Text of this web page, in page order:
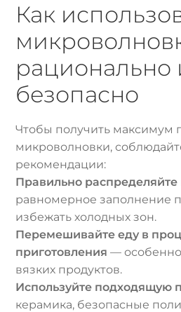
Как
рационально
безопасно
Чтобы получить максимум
микроволновки,
рекомендации:
Правильно распределяйте
равномерное заполнение
избежать холодных зон.
Перемешивайте еду в
приготовления —
вязких продуктов.
Используйте подходящую
керамика, безопасные